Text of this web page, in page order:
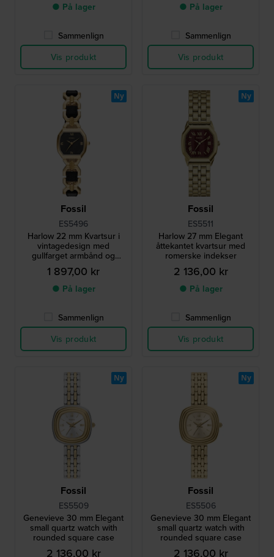
● På lager
Sammenlign
Vis produkt
● På lager
Sammenlign
Vis produkt
Fossil
ES5496
Harlow 22 mm Kvartsur i
vintagedesign med
gullfarget armbånd og
åttekantet urkasse
1 897,00 kr
● På lager
Sammenlign
Vis produkt
Ny
Fossil
ES5511
Harlow 27 mm Elegant
åttekantet kvartsur med
romerske indekser
2 136,00 kr
● På lager
Sammenlign
Vis produkt
Ny
Fossil
ES5509
Genevieve 30 mm Elegant
small quartz watch with
rounded square case
2 136,00 kr
Ny
Fossil
ES5506
Genevieve 30 mm Elegant
small quartz watch with
rounded square case
2 136,00 kr
Ny